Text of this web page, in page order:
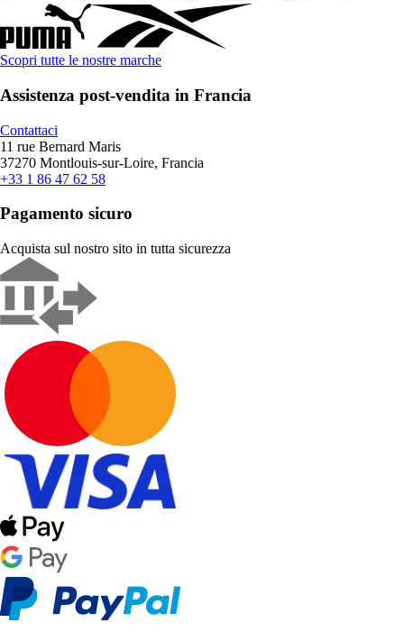
Scopri tutte le nostre marche
Assistenza post-vendita in Francia
Contattaci
11 rue Bernard Maris
37270 Montlouis-sur-Loire, Francia
+33 1 86 47 62 58
Pagamento sicuro
Acquista sul nostro sito in tutta sicurezza